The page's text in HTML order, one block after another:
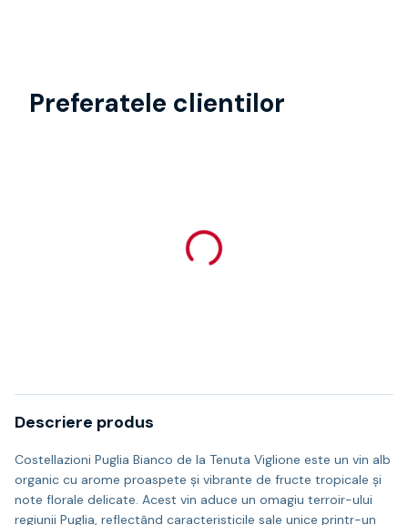
Preferatele clientilor
Descriere produs
Costellazioni Puglia Bianco de la Tenuta Viglione este un vin alb
organic cu arome proaspete și vibrante de fructe tropicale și
note florale delicate. Acest vin aduce un omagiu terroir-ului
regiunii Puglia, reflectând caracteristicile sale unice printr-un